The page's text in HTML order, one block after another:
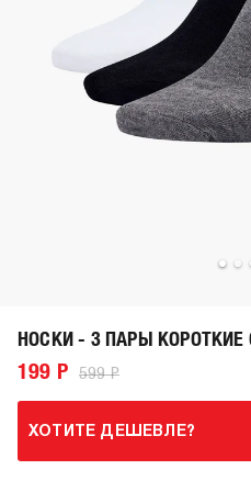
НОСКИ - 3 ПАРЫ КОРОТКИЕ
199 Р 599 Р
ХОТИТЕ ДЕШЕВЛЕ?